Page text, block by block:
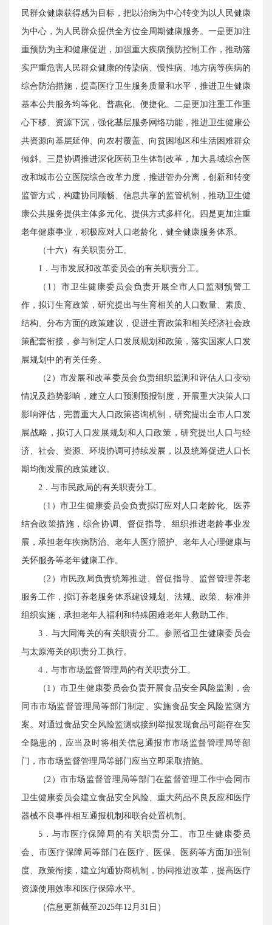
民群众健康获得感为目标，把以治病为中心转变为以人民健康
为中心，为人民群众提供全方位全周期健康服务。一是更加注
重预防为主和健康促进，加强重大疾病预防控制工作，推动落
实严重危害人民群众健康的传染病、慢性病、地方病等疾病的
综合防治措施，提高医疗卫生服务质量和水平，推进卫生健康
基本公共服务均等化、普惠化、便捷化。二是更加注重工作重
心下移、资源下沉，强化基层服务网络功能，推进卫生健康公
共资源向基层延伸、向农村覆盖、向贫困地区和生活困难群众
倾斜。三是协调推进深化医药卫生体制改革，加大县域综合医
改和城市公立医院综合改革力度，推进管办分离，创新和转变
监管方式，构建协同顺畅、信息共享的监管机制，推动卫生健
康公共服务提供主体多元化、提供方式多样化。四是更加注重
老年健康事业，积极应对人口老龄化，健全健康服务体系。
（十六）有关职责分工。
1．与市发展和改革委员会的有关职责分工。
（1）市卫生健康委员会负责开展全市人口监测预警工
作，拟订生育政策，研究提出与生育相关的人口数量、素质、
结构、分布方面的政策建议，促进生育政策和相关经济社会政
策配套衔接，参与制定人口发展规划和政策，落实国家人口发
展规划中的有关任务。
（2）市发展和改革委员会负责组织监测和评估人口变动
情况及趋势影响，建立人口预测预报制度，开展重大决策人口
影响评估，完善重大人口政策咨询机制，研究提出全市人口发
展战略，拟订人口发展规划和人口政策，研究提出人口与经
济、社会、资源、环境协调可持续发展，以及统筹促进人口长
期均衡发展的政策建议。
2．与市民政局的有关职责分工。
（1）市卫生健康委员会负责拟订应对人口老龄化、医养
结合政策措施，综合协调、督促指导、组织推进老龄事业发
展，承担老年疾病防治、老年人医疗照护、老年人心理健康与
关怀服务等老年健康工作。
（2）市民政局负责统筹推进、督促指导、监督管理养老
服务工作，拟订养老服务体系建设规划、法规、政策、标准并
组织实施，承担老年人福利和特殊困难老年人救助工作。
3．与大同海关的有关职责分工。参照省卫生健康委员会
与太原海关的职责分工执行。
4．与市市场监督管理局的有关职责分工。
（1）市卫生健康委员会负责开展食品安全风险监测，会
同市市场监督管理局等部门制定、实施食品安全风险监测方
案。对通过食品安全风险监测或接到举报发现食品可能存在安
全隐患的，应当及时将相关信息通报市市场监督管理局等部
门，市市场监督管理局等部门应当立即采取措施。
（2）市市场监督管理局等部门在监督管理工作中会同市
卫生健康委员会建立食品安全风险、重大药品不良反应和医疗
器械不良事件相互通报机制和联合处置机制。
5．与市医疗保障局的有关职责分工。市卫生健康委员
会、市医疗保障局等部门在医疗、医保、医药等方面加强制
度、政策衔接，建立沟通协商机制，协同推进改革，提高医疗
资源使用效率和医疗保障水平。
（信息更新截至2025年12月31日）